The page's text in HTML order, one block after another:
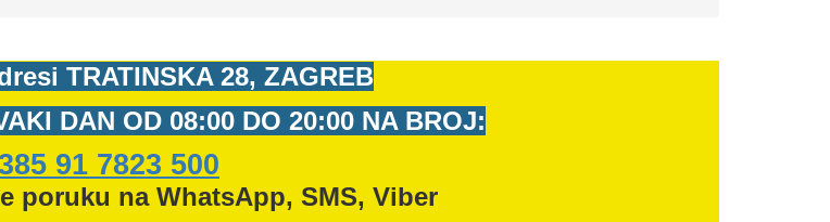
TRATINSKA 28, ZAGREB
DAN OD 08:00 DO 20:00 NA BROJ:
91 7823 500
poruku na WhatsApp, SMS, Viber